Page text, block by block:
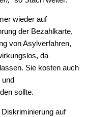
wieder auf
der Bezahlkarte,
von Asylverfahren,
da
Sie kosten auch
sollte.
auf